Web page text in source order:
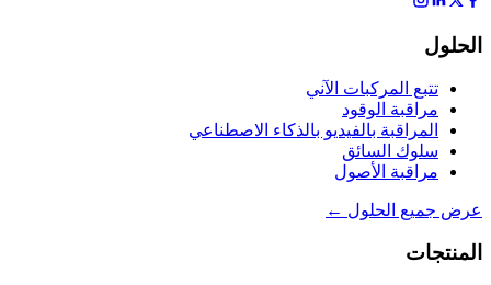
الحلول
تتبع المركبات الآني
مراقبة الوقود
المراقبة بالفيديو بالذكاء الاصطناعي
سلوك السائق
مراقبة الأصول
عرض جميع الحلول ←
المنتجات